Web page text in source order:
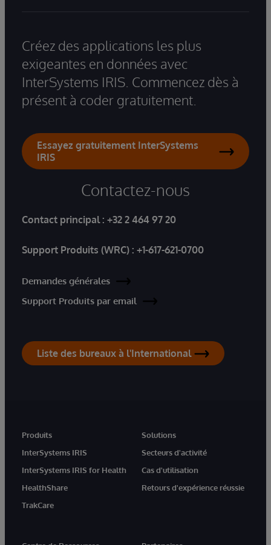
Créez des applications les plus
exigeantes en données avec
InterSystems IRIS. Commencez dès à
présent à coder gratuitement.
Essayez gratuitement InterSystems
IRIS
Contactez-nous
Contact principal : +32 2 464 97 20
Support Produits (WRC) : +1-617-621-0700
Demandes générales
Support Produits par email
Liste des bureaux à l'International
Produits
InterSystems IRIS
InterSystems IRIS for Health
HealthShare
TrakCare
Solutions
Secteurs d'activité
Cas d'utilisation
Retours d'expérience réussie